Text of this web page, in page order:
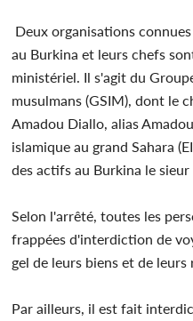
Deux organisations
au Burkina et leurs chefs
ministériel. Il s'agit du
musulmans (GSIM), dont le
Amadou Diallo, alias
islamique au grand Sahara
des actifs au Burkina le sieur
Selon l'arrêté, toutes les
frappées d'interdiction de
gel de leurs biens et de leurs
Par ailleurs, il est fait